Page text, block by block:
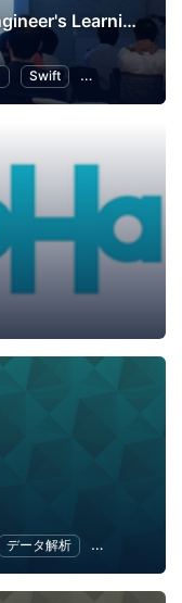
~ITエンジニア勉強会~ engineer's Learning･Vesper
Swift プログラミング
データ解析 情報システム